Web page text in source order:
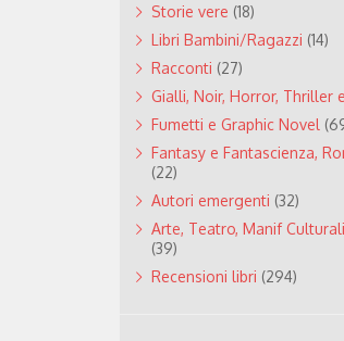
Storie vere (18)
Libri Bambini/Ragazzi (14)
Racconti (27)
Gialli, Noir, Horror, Thriller
Fumetti e Graphic Novel
Fantasy e Fantascienza,
(22)
Autori emergenti (32)
Arte, Teatro, Manif
(39)
Recensioni libri (294)